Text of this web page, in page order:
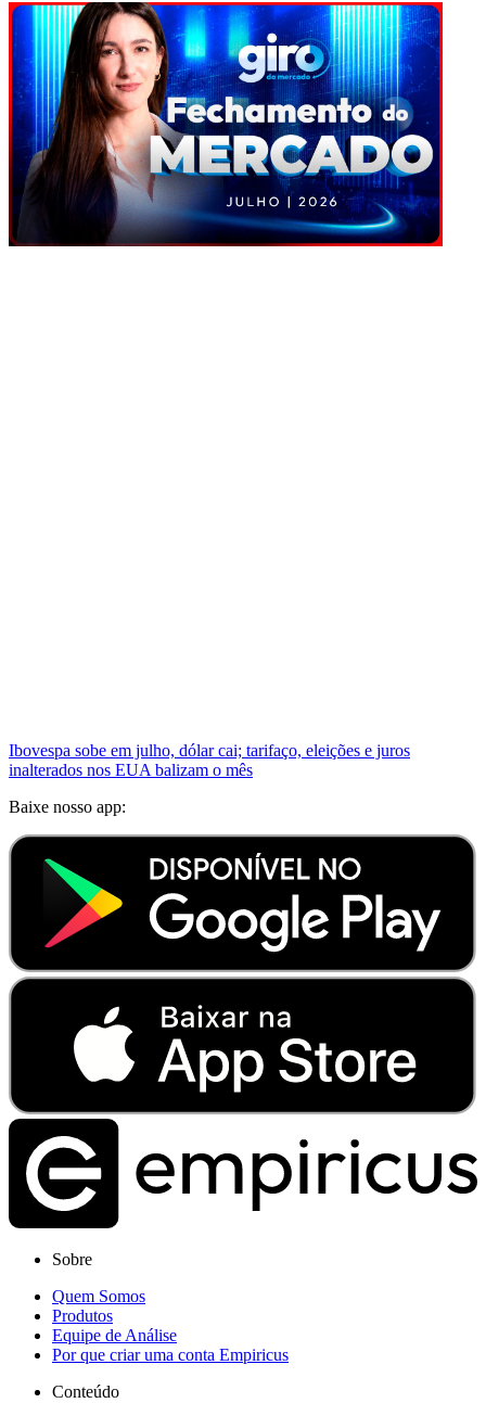
Ibovespa sobe em julho, dólar cai; tarifaço, eleições e juros
inalterados nos EUA balizam o mês
Baixe nosso app:
Sobre
Quem Somos
Produtos
Equipe de Análise
Por que criar uma conta Empiricus
Conteúdo